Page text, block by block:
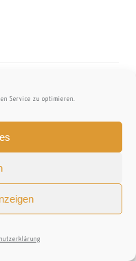
Service zu optimieren.
PLANT